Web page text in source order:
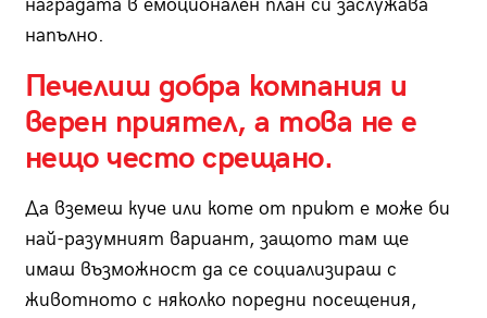
наградата в емоционален план си заслужава
напълно.
Печелиш добра компания и
верен приятел, а това не е
нещо често срещано.
Да вземеш куче или коте от приют е може би
най-разумният вариант, защото там ще
имаш възможност да се социализираш с
животното с няколко поредни посещения,